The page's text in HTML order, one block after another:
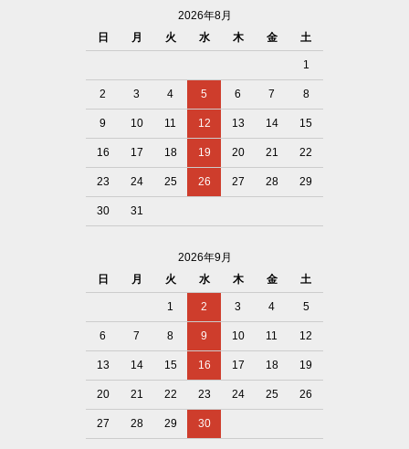
2026年8月
日
月 火 水 木 金 土
1
2 3 4 5 6 7 8
9 10 11 12 13 14 15
16 17 18 19 20 21 22
23 24 25 26 27 28 29
30 31
2026年9月
日
月 火 水 木 金 土
1 2 3 4 5
6 7 8 9 10 11 12
13 14 15 16 17 18 19
20 21 22 23 24 25 26
27 28 29 30